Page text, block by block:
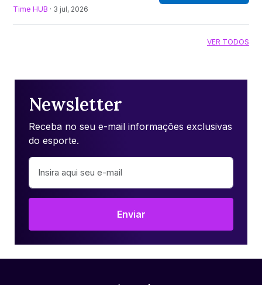
Time HUB · 3 jul, 2026
VER TODOS
Newsletter
Receba no seu e-mail informações exclusivas
do esporte.
Enviar